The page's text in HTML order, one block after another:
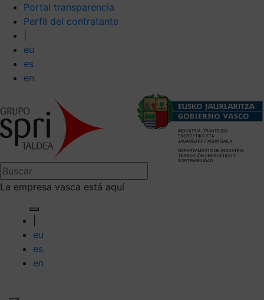
Portal transparencia
Perfil del contratante
eu
es
en
La empresa vasca está aquí
eu
es
en